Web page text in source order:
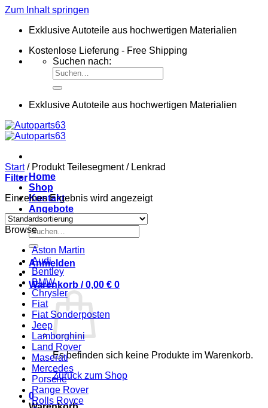
Zum Inhalt springen
Exklusive Autoteile aus hochwertigen Materialien
Kostenlose Lieferung - Free Shipping
Suchen nach:
Exklusive Autoteile aus hochwertigen Materialien
Home
Shop
Kontakt
Angebote
Suchen nach:
Anmelden
Warenkorb /0,00 € 0
Es befinden sich keine Produkte im Warenkorb.
Zurück zum Shop
0
Start /Produkt Teilesegment/Lenkrad
Filter
Einzelnes Ergebnis wird angezeigt
Browse
Aston Martin
Audi
Bentley
BMW
Chrysler
Fiat
Fiat Sonderposten
Jeep
Lamborghini
Land Rover
Maserati
Mercedes
Porsche
Range Rover
Rolls Royce